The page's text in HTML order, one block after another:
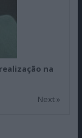
na
Next »